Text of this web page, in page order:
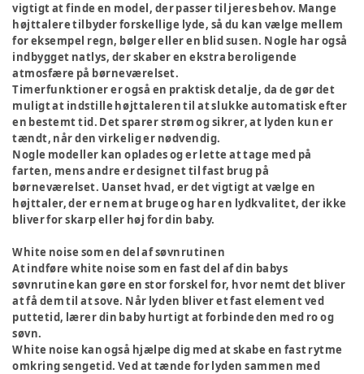
vigtigt at finde en model, der passer til jeres behov. Mange
højttalere tilbyder forskellige lyde, så du kan vælge mellem
for eksempel regn, bølger eller en blid susen. Nogle har også
indbygget natlys, der skaber en ekstra beroligende
atmosfære på børneværelset.
Timerfunktioner er også en praktisk detalje, da de gør det
muligt at indstille højttaleren til at slukke automatisk efter
en bestemt tid. Det sparer strøm og sikrer, at lyden kun er
tændt, når den virkelig er nødvendig.
Nogle modeller kan oplades og er lette at tage med på
farten, mens andre er designet til fast brug på
børneværelset. Uanset hvad, er det vigtigt at vælge en
højttaler, der er nem at bruge og har en lydkvalitet, der ikke
bliver for skarp eller høj for din baby.
White noise som en del af søvnrutinen
At indføre white noise som en fast del af din babys
søvnrutine kan gøre en stor forskel for, hvor nemt det bliver
at få dem til at sove. Når lyden bliver et fast element ved
puttetid, lærer din baby hurtigt at forbinde den med ro og
søvn.
White noise kan også hjælpe dig med at skabe en fast rytme
omkring sengetid. Ved at tænde for lyden sammen med